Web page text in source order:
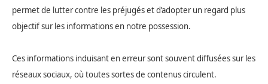
permet de lutter contre les préjugés et d’adopter un regard plus
objectif sur les informations en notre possession.
Ces informations induisant en erreur sont souvent diffusées sur les
réseaux sociaux, où toutes sortes de contenus circulent.